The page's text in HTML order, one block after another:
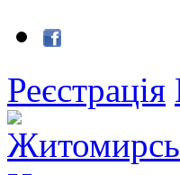
Реєстрація